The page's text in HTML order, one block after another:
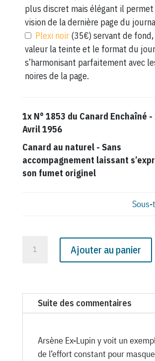
plus discret mais élégant il permet
vision de la dernière page du
Plexi noir (35€) servant de
valeur la teinte et le format du
s’harmonisant parfaitement avec
noires de la page.
1x N° 1853 du Canard Enchaîné -
Avril 1956
Canard au naturel- Sans
accompagnement laissant
son fumet originel
du
Canard
Ajouter au panier
Suite des commentaires
Arsène Ex-Lupin y voit un
de l’effort constant pour